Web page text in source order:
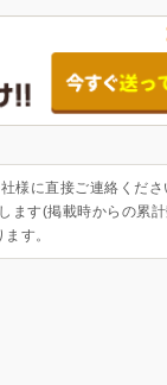
様に直接ご連絡くださ
す(掲載時からの累計
す。